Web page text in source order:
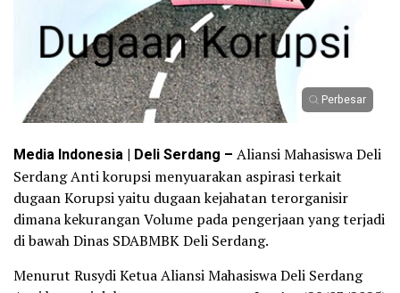
Perbesar
Media Indonesia | Deli Serdang – Aliansi Mahasiswa Deli
Serdang Anti korupsi menyuarakan aspirasi terkait
dugaan Korupsi yaitu dugaan kejahatan terorganisir
dimana kekurangan Volume pada pengerjaan yang terjadi
di bawah Dinas SDABMBK Deli Serdang.
Menurut Rusydi Ketua Aliansi Mahasiswa Deli Serdang